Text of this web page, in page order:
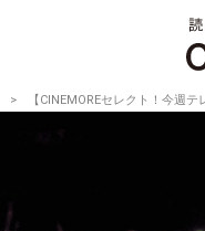
【CINEMOREセレクト！今週